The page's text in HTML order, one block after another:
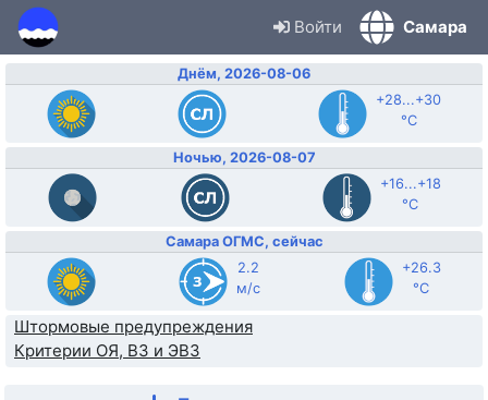
Войти Самара
Днём, 2026-08-06
+28...+30
°C
Ночью, 2026-08-07
+16...+18
°C
Самара ОГМС, сейчас
2.2
м/с
+26.3
°C
Штормовые предупреждения
Критерии ОЯ, ВЗ и ЭВЗ